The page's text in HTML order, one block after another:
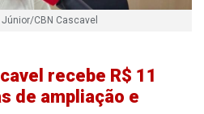
CBN Cascavel
recebe R$ 11
de ampliação e